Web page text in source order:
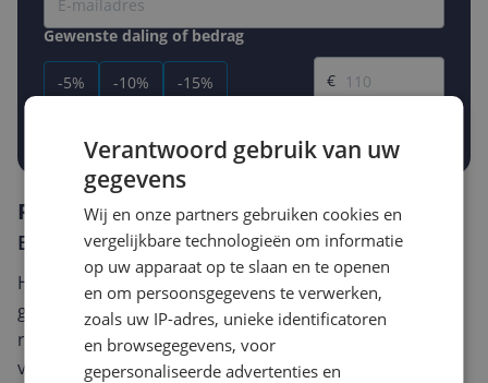
Gewenste daling of bedrag
-5% -10% -15%
Gewenste prijs
€
Reviews
Er zijn nog geen reviews geschreven
Heb jij dit product in bezit en wil je graag je mening
geven? Start dan hieronder met het schrijven van je
review. Afhankelijk van de details duurt het schrijven
van een review gemiddeld tussen de 3 en 10 minuten.
Verantwoord gebruik van uw
gegevens
Wij en onze partners gebruiken cookies en
vergelijkbare technologieën om informatie
op uw apparaat op te slaan en te openen
en om persoonsgegevens te verwerken,
zoals uw IP-adres, unieke identificatoren
en browsegegevens, voor
gepersonaliseerde advertenties en